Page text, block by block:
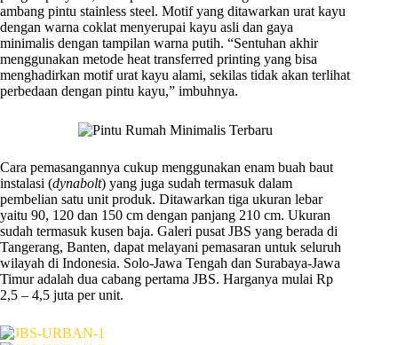
ambang pintu stainless steel. Motif yang ditawarkan urat kayu
dengan warna coklat menyerupai kayu asli dan gaya
minimalis dengan tampilan warna putih. “Sentuhan akhir
menggunakan metode heat transferred printing yang bisa
menghadirkan motif urat kayu alami, sekilas tidak akan terlihat
perbedaan dengan pintu kayu,” imbuhnya.
Cara pemasangannya cukup menggunakan enam buah baut
instalasi (dynabolt) yang juga sudah termasuk dalam
pembelian satu unit produk. Ditawarkan tiga ukuran lebar
yaitu 90, 120 dan 150 cm dengan panjang 210 cm. Ukuran
sudah termasuk kusen baja. Galeri pusat JBS yang berada di
Tangerang, Banten, dapat melayani pemasaran untuk seluruh
wilayah di Indonesia. Solo-Jawa Tengah dan Surabaya-Jawa
Timur adalah dua cabang pertama JBS. Harganya mulai Rp
2,5 – 4,5 juta per unit.